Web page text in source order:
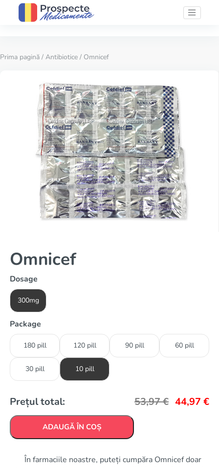
Prima pagină / Antibiotice / Omnicef
Omnicef
Dosage
300mg
Package
180 pill 120 pill 90 pill 60 pill
30 pill 10 pill
Prețul total: 53,97€ 44,97 €
ADAUGĂ ÎN COȘ
În farmaciile noastre, puteți cumpăra Omnicef doar